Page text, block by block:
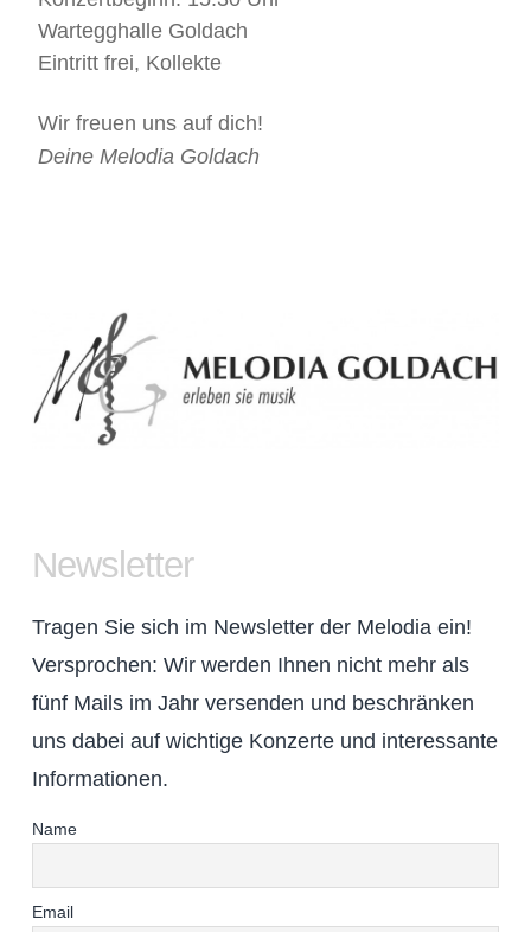
Wartegghalle Goldach
Eintritt frei, Kollekte
Wir freuen uns auf dich!
Deine Melodia Goldach
Newsletter
Tragen Sie sich im Newsletter der Melodia ein!
Versprochen: Wir werden Ihnen nicht mehr als
fünf Mails im Jahr versenden und beschränken
uns dabei auf wichtige Konzerte und interessante
Informationen.
Name
Email